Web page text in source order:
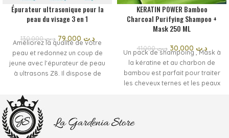
Épurateur ultrasonique pour la
peau du visage 3 en 1
د.ت130,000 د.ت
Améliorez la qualité de votre
peau et redonnez un coup de
jeune avec l'épurateur de peau
à ultrasons Z8. Il dispose de
nettoient, hydratent et
raffermissent la peau en
profondeur. Ce grattoir pour le
visage produit des vibrations à
haute fréquence de 25 KHz pour
KERATIN POWER Bamboo
Charcoal Purifying Shampoo +
Mask 250 ML
د.ت41,000 د.ت
Un pack de shampoing , Mask à
la kératine et au charbon de
bambou est parfait pour traiter
les cheveux ternes et les peaux
réputé pour ses propriétés